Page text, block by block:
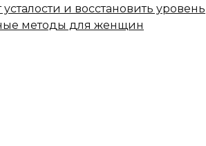
усталости и восстановить уровень
методы для женщин